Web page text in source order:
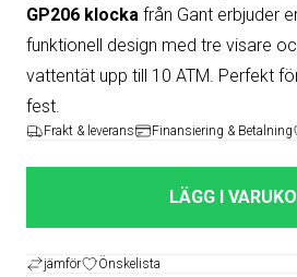
GP206 klocka från Gant erbjuder
funktionell design med tre visare
vattentät upp till 10 ATM. Perfekt
fest.
Frakt & leverans Finansiering & Betalning
LÄGG I
jämför Önskelista